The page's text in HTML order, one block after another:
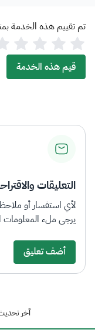
تم تقييم هذه الخدمة
قيم هذه الخدمة
التعليقات
لأي استفسار أو
يرجى ملء المعلومات
أضف تعليق
آخر تحديث: 19 يونيو 2026 10:14 م المملكة